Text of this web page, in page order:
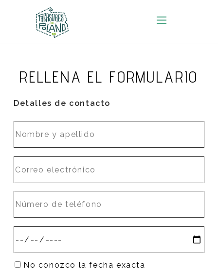
RELLENA EL FORMULARIO
Detalles de contacto
No conozco la fecha exacta